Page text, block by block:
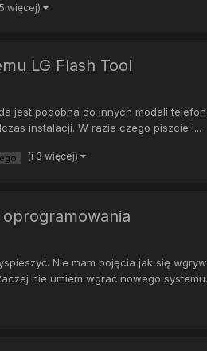
więcej)
LG Flash Tool
jest podobna do innych modeli
instalacji. W razie czego piszcie i...
(i 3 więcej)
Nie mam pojęcia jak się
nie umiem wgrać nowego